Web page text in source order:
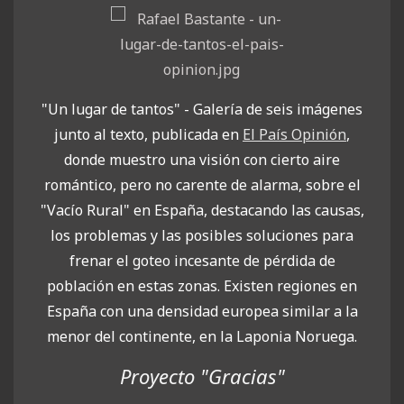
"Un lugar de tantos" - Galería de seis imágenes
junto al texto, publicada en El País Opinión,
donde muestro una visión con cierto aire
romántico, pero no carente de alarma, sobre el
"Vacío Rural" en España, destacando las causas,
los problemas y las posibles soluciones para
frenar el goteo incesante de pérdida de
población en estas zonas. Existen regiones en
España con una densidad europea similar a la
menor del continente, en la Laponia Noruega.
Proyecto "Gracias"